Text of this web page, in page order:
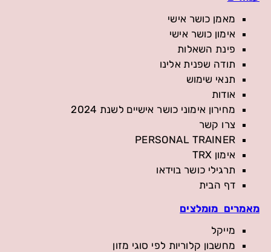
מאמן כושר אישי
אימון כושר אישי
פינת השאלות
תודה שפנית אלינו
תנאי שימוש
אודות
מחירון אימוני כושר אישיים לשנת 2024
צרו קשר
PERSONAL TRAINER
אימון TRX
תרגילי כושר בוידאו
דף הבית
מאמרים מומלצים
מייקל
מחשבון קלוריות לפי סוגי מזון